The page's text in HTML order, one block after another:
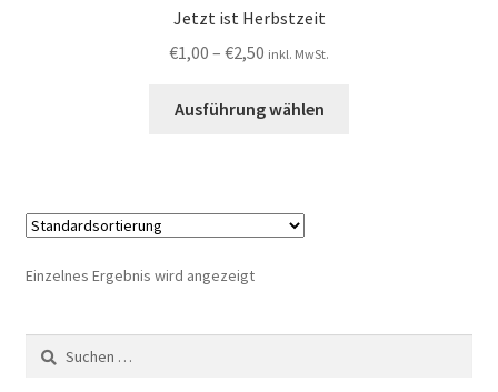
Jetzt ist Herbstzeit
€1,00 – €2,50 inkl. MwSt.
Ausführung wählen
Einzelnes Ergebnis wird angezeigt
Suchen
nach: